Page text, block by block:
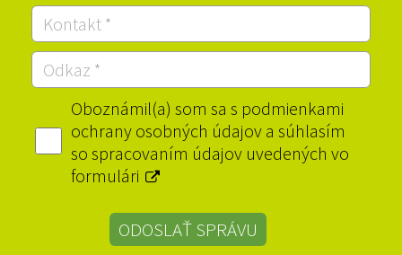
Oboznámil(a) som sa s podmienkami
ochrany osobných údajov a súhlasím
so spracovaním údajov uvedených vo
formulári